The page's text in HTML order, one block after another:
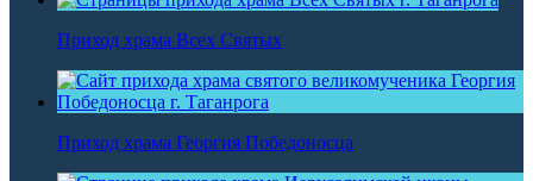
Приход храма Всех Святых
Приход храма Георгия Победоносца